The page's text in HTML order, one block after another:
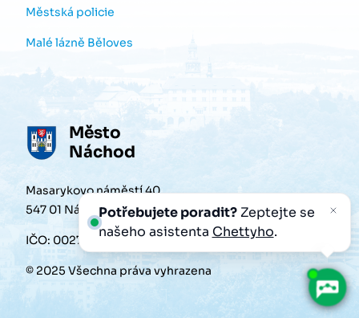
Městská policie
Malé lázně Běloves
Město
Náchod
Masarykovo náměstí 40
547 01 Náchod
IČO: 00272868
© 2025 Všechna práva vyhrazena
Potřebujete poradit?Zeptejte se
našeho asistenta Chettyho.